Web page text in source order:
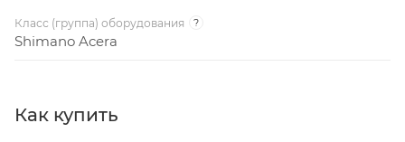
Класс (группа) оборудования ?
Shimano Acera
Как купить